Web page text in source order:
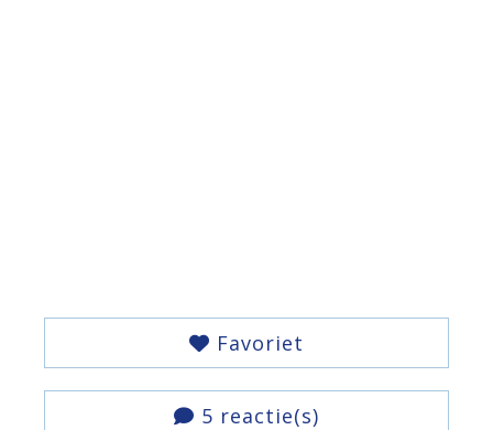
Favoriet
5 reactie(s)